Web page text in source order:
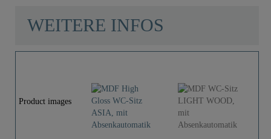
WEITERE INFOS
Product images